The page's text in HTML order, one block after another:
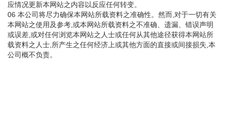
应情况更新本网站之内容以反应任何转变。
06 本公司将尽力确保本网站所载资料之准确性。然而,对于一切有关
本网站之使用及参考,或本网站所载资料之不准确、遗漏、错误声明
或误差,或对任何浏览本网站之人士或任何从其他途径获得本网站所
载资料之人士,所产生之任何经济上或其他方面的直接或间接损失,本
公司概不负责。